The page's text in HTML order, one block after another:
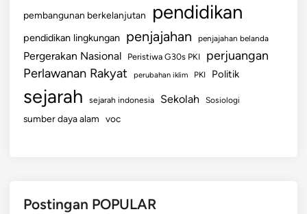
pembangunan berkelanjutan pendidikan
pendidikan lingkungan penjajahan penjajahan belanda
Pergerakan Nasional Peristiwa G30s PKI perjuangan
Perlawanan Rakyat perubahan iklim PKI Politik
sejarah sejarah indonesia Sekolah Sosiologi
sumber daya alam voc
Postingan POPULAR